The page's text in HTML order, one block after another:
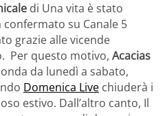
di Una vita è stato
su Canale 5
grazie alle vicende
Per questo motivo, Acacias
da lunedì a sabato,
Domenica Live chiuderà i
estivo. Dall’altro canto, Il